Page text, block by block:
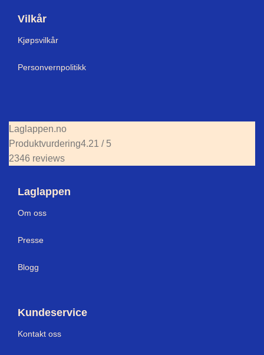
Vilkår
Kjøpsvilkår
Personvernpolitikk
Laglappen.no
Produktvurdering4.21 / 5
2346 reviews
Laglappen
Om oss
Presse
Blogg
Kundeservice
Kontakt oss